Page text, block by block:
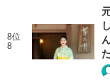
8位
8